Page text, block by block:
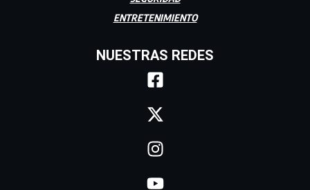
ENTRETENIMIENTO
NUESTRAS REDES